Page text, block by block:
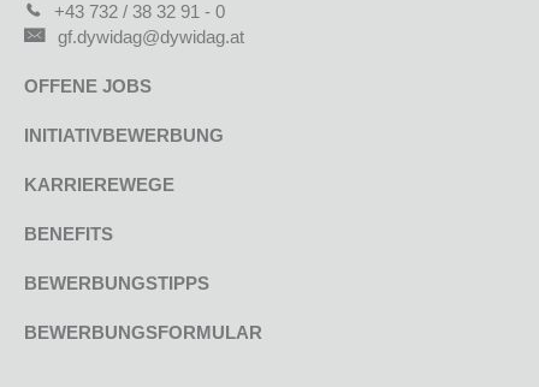
+43 732 / 38 32 91 - 0
gf.dywidag@dywidag.at
OFFENE JOBS
INITIATIVBEWERBUNG
KARRIEREWEGE
BENEFITS
BEWERBUNGSTIPPS
BEWERBUNGSFORMULAR